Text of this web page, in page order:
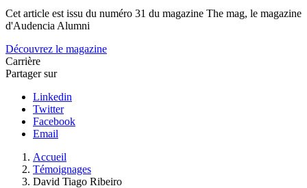
Cet article est issu du numéro 31 du magazine The mag, le magazine
d'Audencia Alumni
Découvrez le magazine
Carrière
Partager sur
Linkedin
Twitter
Facebook
Email
d'Ariane
Accueil
Témoignages
David Tiago Ribeiro